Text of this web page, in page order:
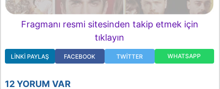
Fragmanı resmi sitesinden takip etmek için
tıklayın
LINKI PAYLAŞ FACEBOOK TWITTER WHATSAPP
12 YORUM VAR